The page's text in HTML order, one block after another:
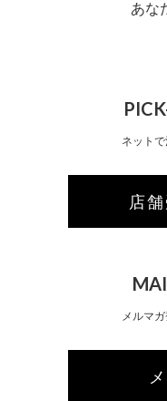
あな
ネット
店
メルマ